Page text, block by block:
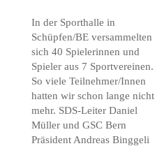
In der Sporthalle in
Schüpfen/BE versammelten
sich 40 Spielerinnen und
Spieler aus 7 Sportvereinen.
So viele Teilnehmer/Innen
hatten wir schon lange nicht
mehr. SDS-Leiter Daniel
Müller und GSC Bern
Präsident Andreas Binggeli